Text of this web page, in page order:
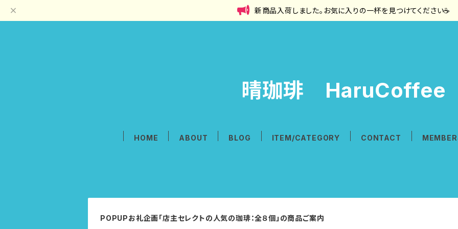
新商品入荷しました。お気に入りの一杯を見つけてください☕
晴珈琲 HaruCoffee
HOME ABOUT BLOG ITEM/CATEGORY CONTACT
POPUPお礼企画「店主セレクトの人気の珈琲：全８個」の商品ご案内